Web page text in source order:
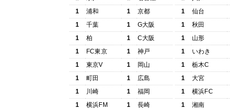
1
浦和 1
京都
1
千葉 1
G大阪
1
柏 1
C大阪
1
FC東京 1
神戸
1
東京V 1
岡山
1
町田 1
広島
1
川崎 1
福岡
1
横浜FM 1 長崎
1
仙台
1
秋田
1
山形
1
いわき
1
栃木C
1
大宮
1
横浜FC
1
湘南